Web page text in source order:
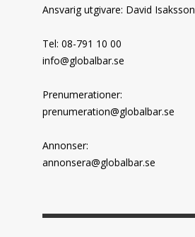
Ansvarig utgivare: David Isaksson
Tel: 08-791 10 00
info@globalbar.se
Prenumerationer:
prenumeration@globalbar.se
Annonser:
annonsera@globalbar.se